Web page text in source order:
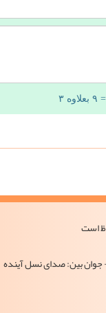
= ۹ بعلاوه ۳
- جوان بین: صدای نسل آینده